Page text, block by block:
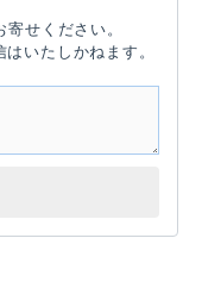
せください。
いたしかねます。